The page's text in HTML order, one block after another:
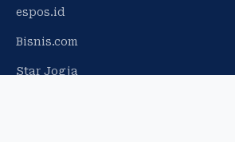
espos.id
Bisnis.com
Star Jogja